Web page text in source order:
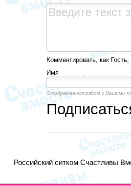
Комментировать, как
Имя
Отображается рядом с Вашими
Российский ситком Счастливы